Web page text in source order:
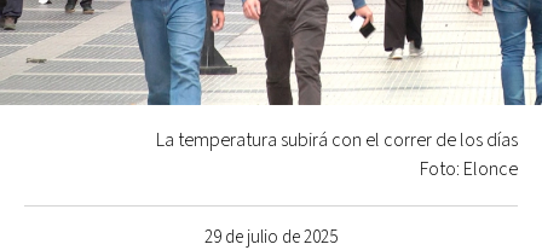
29 de julio de 2025
La temperatura subirá con el correr de los días
Foto: Elonce